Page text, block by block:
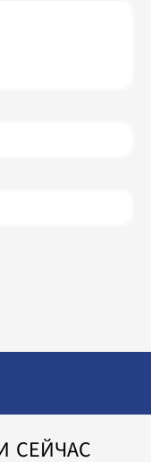
СЕЙЧАС